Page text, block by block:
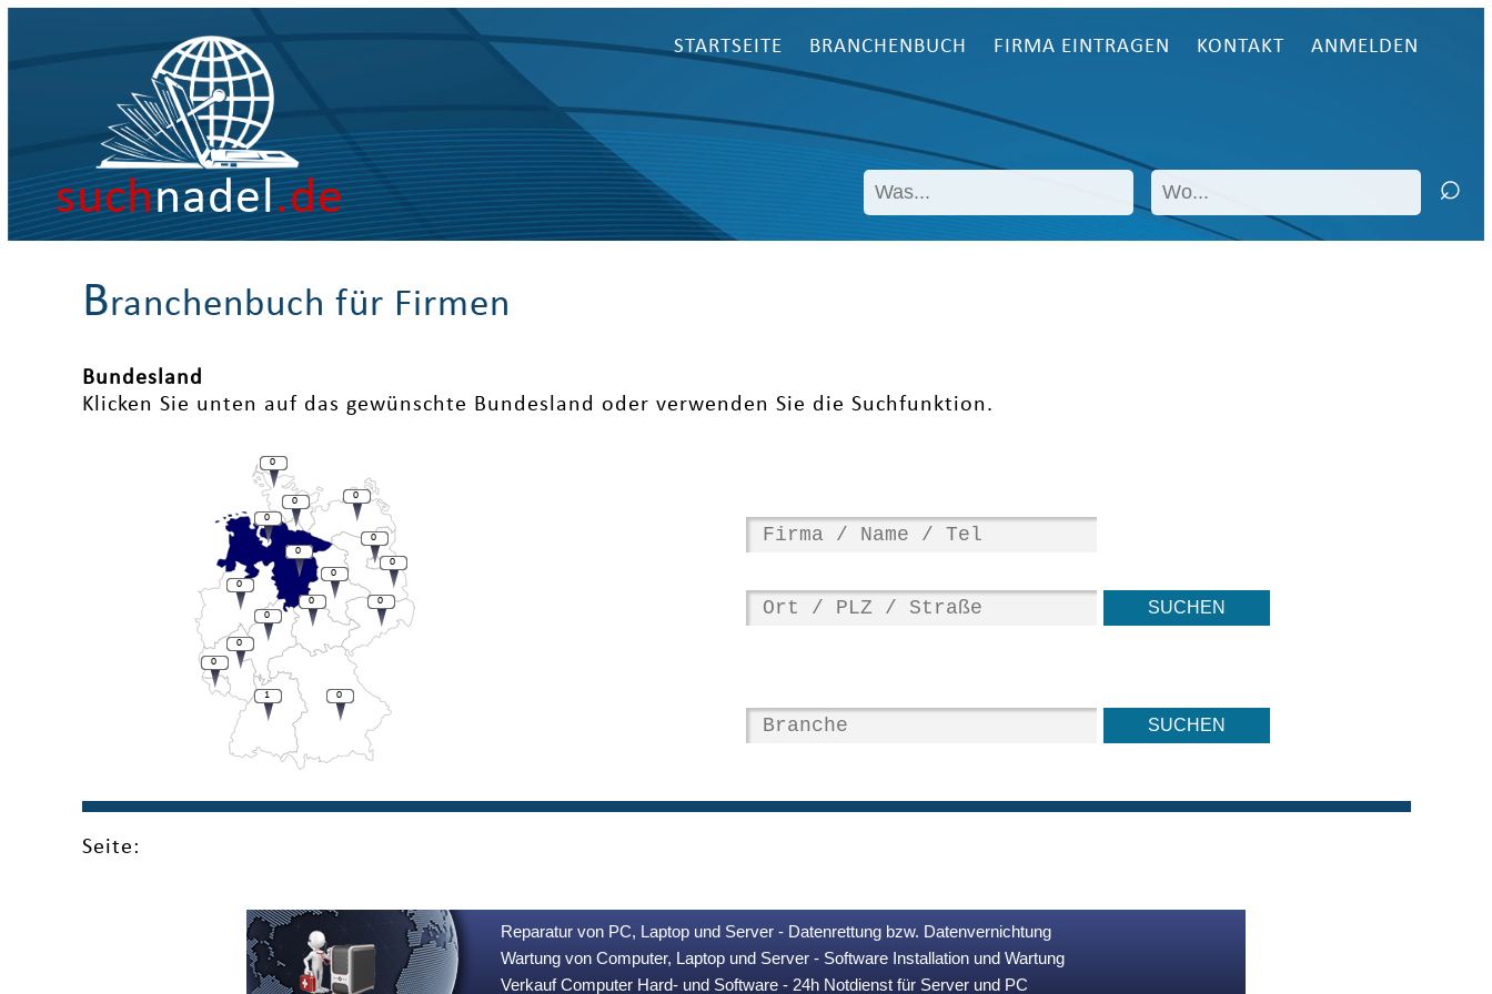
suchnadel.de
STARTSEITE BRANCHENBUCH FIRMA EINTRAGEN KONTAKT ANMELDEN
Branchenbuch für Firmen
Bundesland
Klicken Sie unten auf das gewünschte Bundesland oder verwenden Sie die Suchfunktion.
0
0
0
0
0
0
0
0
0
0
0
0
0
1
0
0
Seite:
Reparatur von PC, Laptop und Server - Datenrettung bzw. Datenvernichtung
Wartung von Computer, Laptop und Server - Software Installation und Wartung
Verkauf Computer Hard- und Software - 24h Notdienst für Server und PC